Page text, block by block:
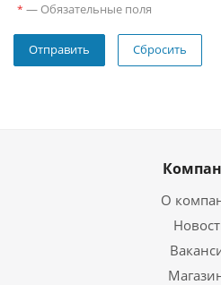
* — Обязательные поля
Сбросить
О